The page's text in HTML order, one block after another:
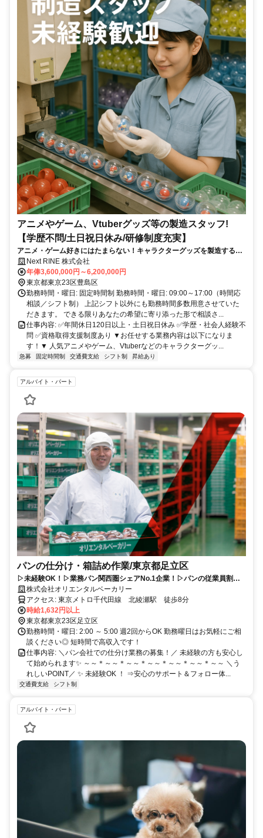
アニメやゲーム、Vtuberグッズ等の製造スタッフ!
【学歴不問/土日祝日休み/研修制度充実】
アニメ・ゲーム好きにはたまらない！キャラクターグッズを製造するお
仕事です！
Next RINE 株式会社
年俸3,600,000円～6,200,000円
東京都東京23区豊島区
勤務時間・曜日: 固定時間制 勤務時間・曜日: 09:00～17:00（時間応
相談／シフト制） 上記シフト以外にも勤務時間多数用意させていた
だきます。 できる限りあなたの希望に寄り添った形で相談さ...
仕事内容: ✅年間休日120日以上・土日祝日休み ✅学歴・社会人経験不
問 ✅資格取得支援制度あり ▼お任せする業務内容は以下になりま
す！▼ 人気アニメやゲーム、Vtuberなどのキャラクターグッ...
急募 固定時間制 交通費支給 シフト制 昇給あり
アルバイト・パート
パンの仕分け・箱詰め作業/東京都足立区
▷未経験OK！▷業務パン関西圏シェアNo.1企業！▷パンの従業員割引
あり▷働きやすい職場環境！
株式会社オリエンタルベーカリー
アクセス: 東京メトロ千代田線 北綾瀬駅 徒歩8分
時給1,632円以上
東京都東京23区足立区
勤務時間・曜日: 2:00 ～ 5:00 週2回からOK 勤務曜日はお気軽にご相
談ください◎ 短時間で高収入です！
仕事内容: ＼パン会社での仕分け業務の募集！／ 未経験の方も安心し
て始められます✨ ～～＊～～＊～～＊～～＊～～＊～～＊～～ ＼う
れしいPOINT／ ✨ 未経験OK ！ ⇒安心のサポート＆フォロー体...
交通費支給 シフト制
アルバイト・パート